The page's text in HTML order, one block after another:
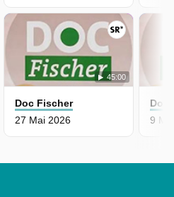
45:00
Doc Fischer
27 Mai 2026
Doc
9